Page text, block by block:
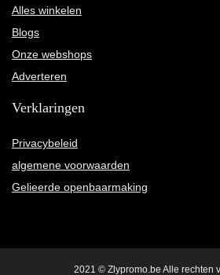
Alles winkelen
Blogs
Onze webshops
Adverteren
Verklaringen
Privacybeleid
algemene voorwaarden
Gelieerde openbaarmaking
2021 © Zlypromo.be Alle rechten